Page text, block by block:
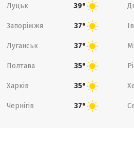
Луцьк 39°
Запоріжжя 37°
Луганськ 37°
Полтава 35°
Харків 35°
Чернігів 37°